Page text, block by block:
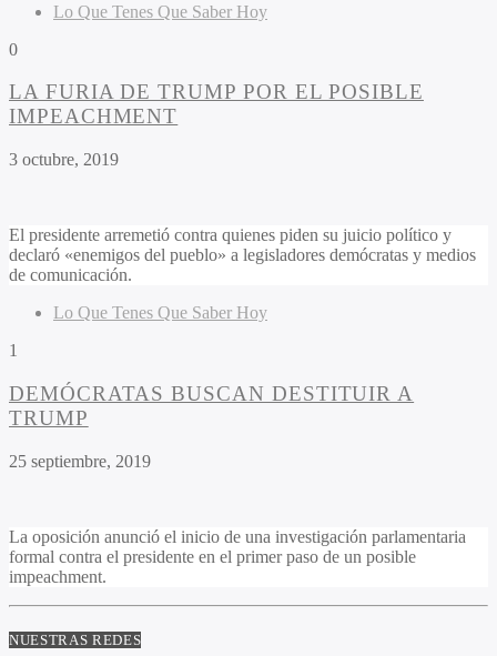
Lo Que Tenes Que Saber Hoy
0
LA FURIA DE TRUMP POR EL POSIBLE
IMPEACHMENT
3 octubre, 2019
El presidente arremetió contra quienes piden su juicio político y
declaró «enemigos del pueblo» a legisladores demócratas y medios
de comunicación.
Lo Que Tenes Que Saber Hoy
1
DEMÓCRATAS BUSCAN DESTITUIR A
TRUMP
25 septiembre, 2019
La oposición anunció el inicio de una investigación parlamentaria
formal contra el presidente en el primer paso de un posible
impeachment.
NUESTRAS REDES